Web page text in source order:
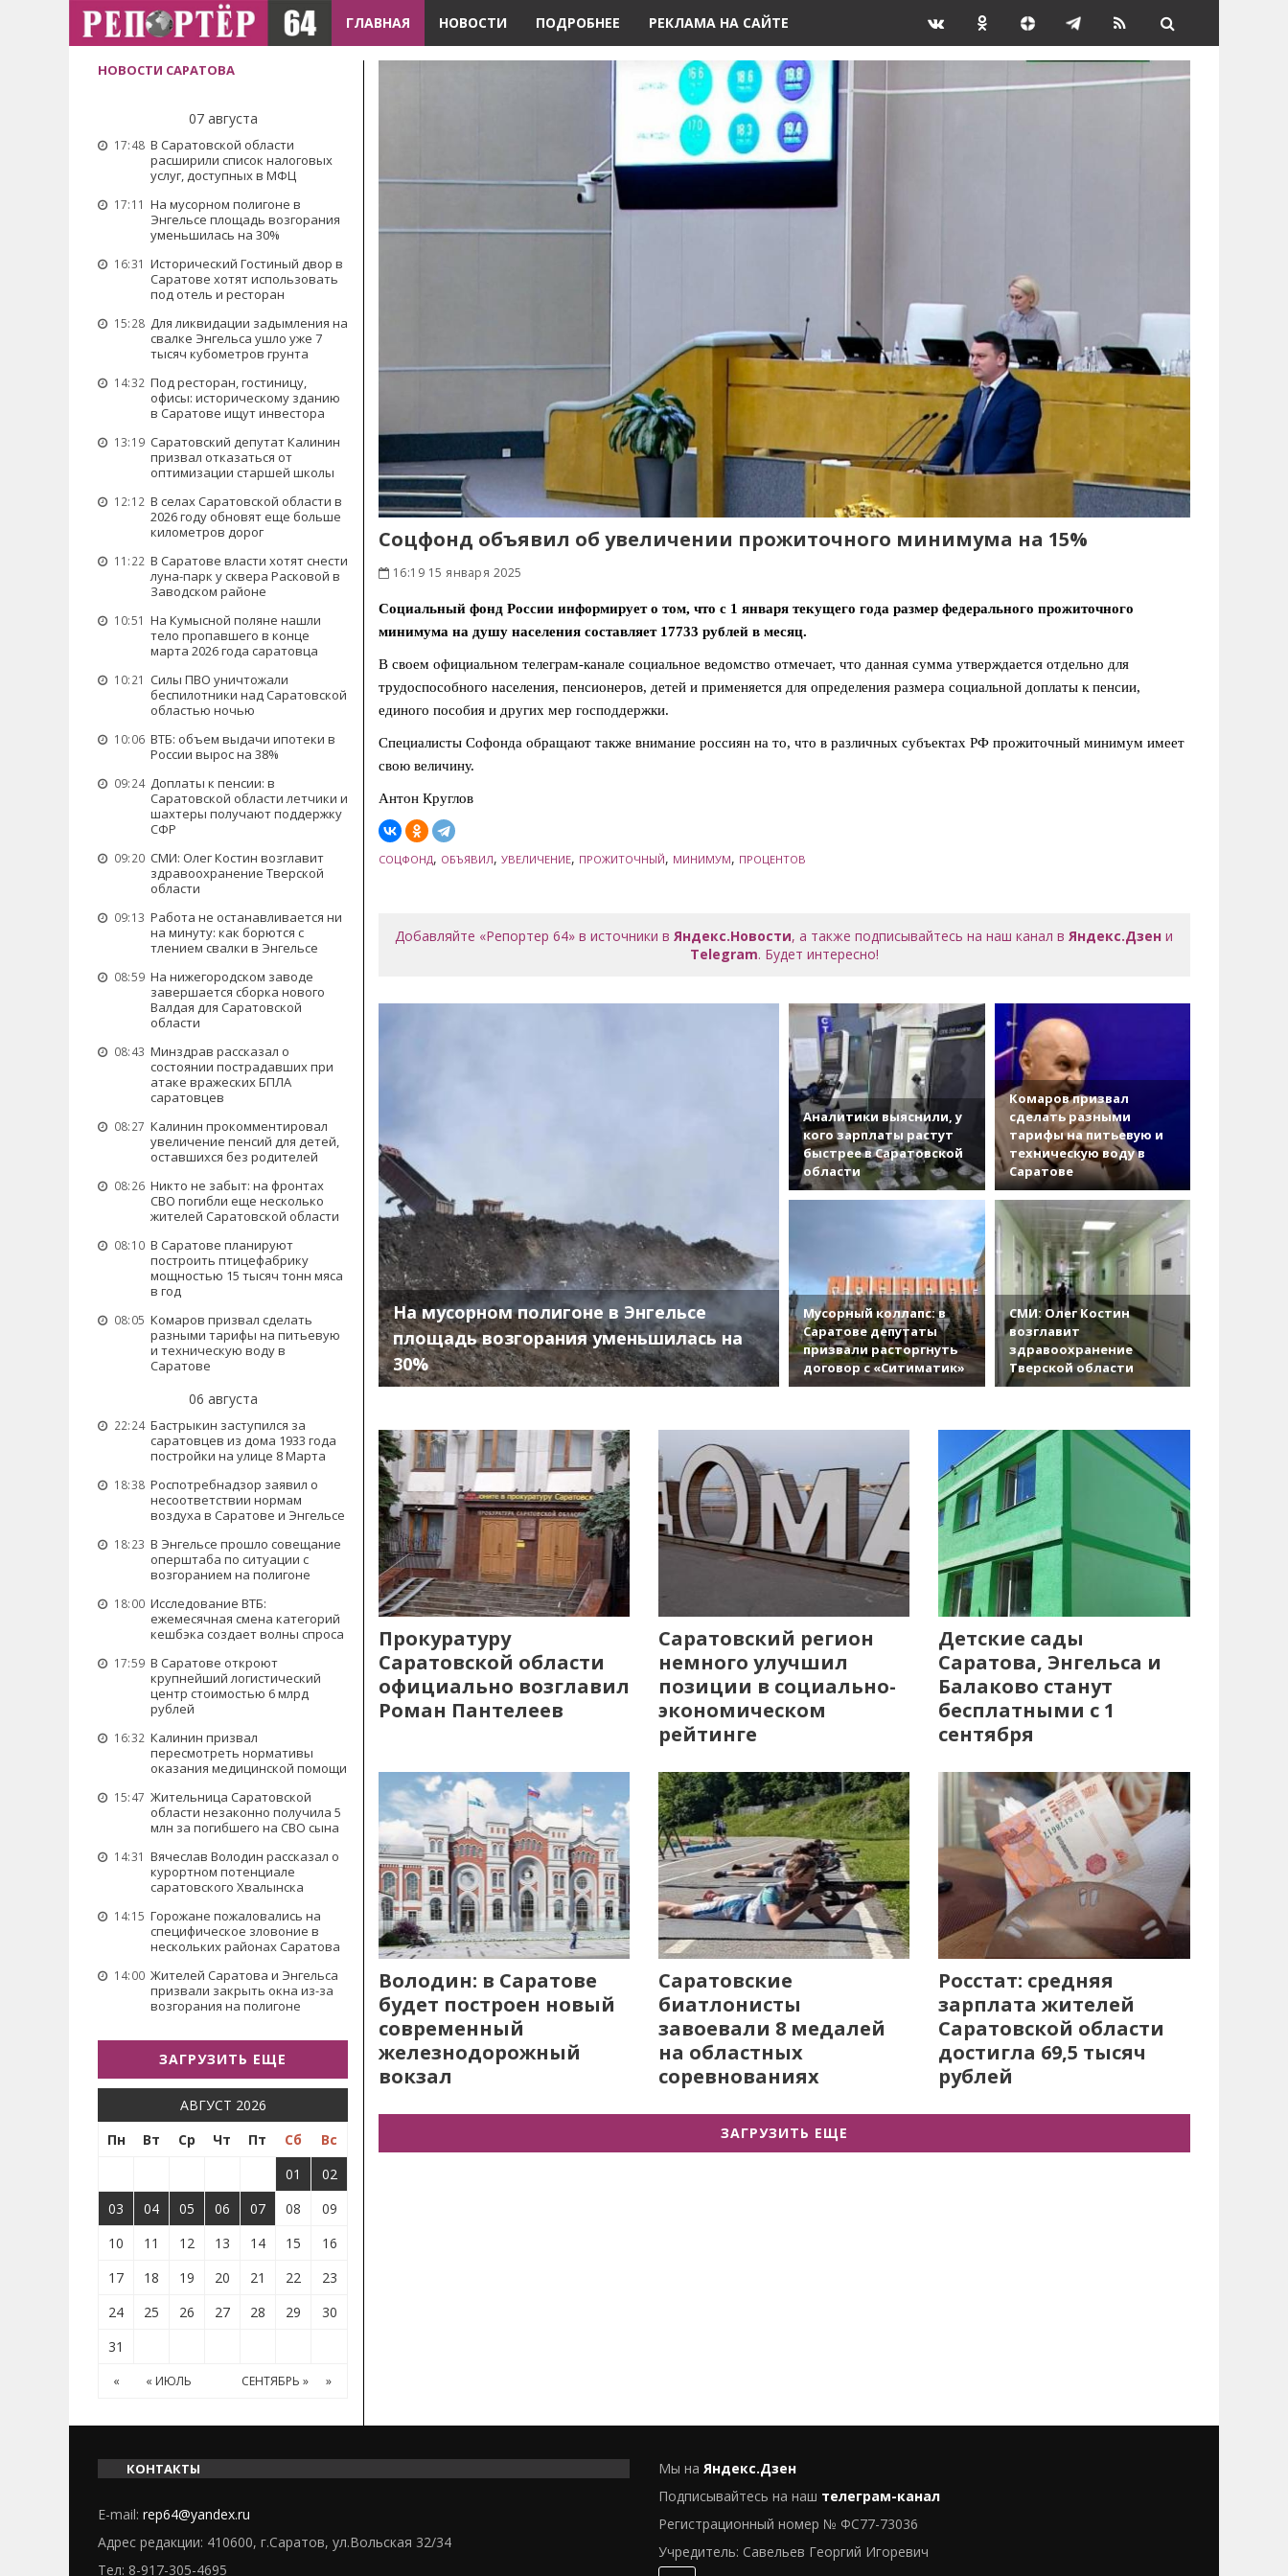
ГЛАВНАЯ НОВОСТИ ПОДРОБНЕЕ РЕКЛАМА НА САЙТЕ
НОВОСТИ САРАТОВА
07 августа
17:48 В Саратовской области
расширили список налоговых
услуг, доступных в МФЦ
17:11 На мусорном полигоне в
Энгельсе площадь возгорания
уменьшилась на 30%
16:31 Исторический Гостиный двор в
Саратове хотят использовать
под отель и ресторан
15:28 Для ликвидации задымления на
свалке Энгельса ушло уже 7
тысяч кубометров грунта
14:32 Под ресторан, гостиницу,
офисы: историческому зданию
в Саратове ищут инвестора
13:19 Саратовский депутат Калинин
призвал отказаться от
оптимизации старшей школы
12:12 В селах Саратовской области в
2026 году обновят еще больше
километров дорог
11:22 В Саратове власти хотят снести
луна-парк у сквера Расковой в
Заводском районе
10:51 На Кумысной поляне нашли
тело пропавшего в конце
марта 2026 года саратовца
10:21 Силы ПВО уничтожали
беспилотники над Саратовской
областью ночью
10:06 ВТБ: объем выдачи ипотеки в
России вырос на 38%
09:24 Доплаты к пенсии: в
Саратовской области летчики и
шахтеры получают поддержку
СФР
09:20 СМИ: Олег Костин возглавит
здравоохранение Тверской
области
09:13 Работа не останавливается ни
на минуту: как борются с
тлением свалки в Энгельсе
08:59 На нижегородском заводе
завершается сборка нового
Валдая для Саратовской
области
08:43 Минздрав рассказал о
состоянии пострадавших при
атаке вражеских БПЛА
саратовцев
08:27 Калинин прокомментировал
увеличение пенсий для детей,
оставшихся без родителей
08:26 Никто не забыт: на фронтах
СВО погибли еще несколько
жителей Саратовской области
08:10 В Саратове планируют
построить птицефабрику
мощностью 15 тысяч тонн мяса
в год
08:05 Комаров призвал сделать
разными тарифы на питьевую
и техническую воду в
Саратове
06 августа
22:24 Бастрыкин заступился за
саратовцев из дома 1933 года
постройки на улице 8 Марта
18:38 Роспотребнадзор заявил о
несоответствии нормам
воздуха в Саратове и Энгельсе
18:23 В Энгельсе прошло совещание
оперштаба по ситуации с
возгоранием на полигоне
18:00 Исследование ВТБ:
ежемесячная смена категорий
кешбэка создает волны спроса
17:59 В Саратове откроют
крупнейший логистический
центр стоимостью 6 млрд
рублей
16:32 Калинин призвал
пересмотреть нормативы
оказания медицинской помощи
15:47 Жительница Саратовской
области незаконно получила 5
млн за погибшего на СВО сына
14:31 Вячеслав Володин рассказал о
курортном потенциале
саратовского Хвалынска
14:15 Горожане пожаловались на
специфическое зловоние в
нескольких районах Саратова
14:00 Жителей Саратова и Энгельса
призвали закрыть окна из-за
возгорания на полигоне
ЗАГРУЗИТЬ ЕЩЕ
АВГУСТ 2026
Пн
Вт Ср Чт Пт Сб
Вс
01
02
03
04 05 06 07 08
09
10
11 12 13 14 15
16
17
18 19 20 21 22
23
24
25 26 27 28 29
30
31
« « ИЮЛЬ СЕНТЯБРЬ » »
Соцфонд объявил об увеличении прожиточного минимума на 15%
16:19 15 января 2025
Социальный фонд России информирует о том, что с 1 января текущего года размер федерального прожиточного
минимума на душу населения составляет 17733 рублей в месяц.
В своем официальном телеграм-канале социальное ведомство отмечает, что данная сумма утверждается отдельно для
трудоспособного населения, пенсионеров, детей и применяется для определения размера социальной доплаты к пенсии,
единого пособия и других мер господдержки.
Специалисты Софонда обращают также внимание россиян на то, что в различных субъектах РФ прожиточный минимум имеет
свою величину.
Антон Круглов
СОЦФОНД, ОБЪЯВИЛ, УВЕЛИЧЕНИЕ, ПРОЖИТОЧНЫЙ, МИНИМУМ, ПРОЦЕНТОВ
Добавляйте «Репортер 64» в источники вЯндекс.Новости, а также подписывайтесь на наш канал вЯндекс.Дзен и
Telegram. Будет интересно!
На мусорном полигоне в Энгельсе
площадь возгорания уменьшилась на
30%
Аналитики выяснили, у
кого зарплаты растут
быстрее в Саратовской
области
Комаров призвал
сделать разными
тарифы на питьевую и
техническую воду в
Саратове
Мусорный коллапс: в
Саратове депутаты
призвали расторгнуть
договор с «Ситиматик»
СМИ: Олег Костин
возглавит
здравоохранение
Тверской области
Прокуратуру
Саратовской области
официально возглавил
Роман Пантелеев
Саратовский регион
немного улучшил
позиции в социально-
экономическом
рейтинге
Детские сады
Саратова, Энгельса и
Балаково станут
бесплатными с 1
сентября
Володин: в Саратове
будет построен новый
современный
железнодорожный
вокзал
Саратовские
биатлонисты
завоевали 8 медалей
на областных
соревнованиях
Росстат: средняя
зарплата жителей
Саратовской области
достигла 69,5 тысяч
рублей
ЗАГРУЗИТЬ ЕЩЕ
КОНТАКТЫ
E-mail: rep64@yandex.ru
Адрес редакции: 410600, г.Саратов, ул.Вольская 32/34
Тел: 8-917-305-4695
Мы на Яндекс.Дзен
Подписывайтесь на наш телеграм-канал
Регистрационный номер № ФС77-73036
Учредитель: Савельев Георгий Игоревич